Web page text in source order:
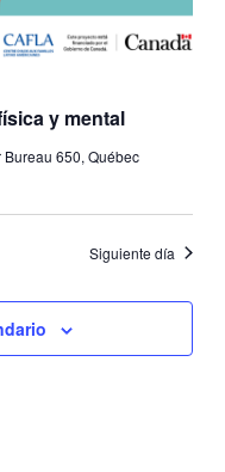
y mental
650, Québec
Siguiente día